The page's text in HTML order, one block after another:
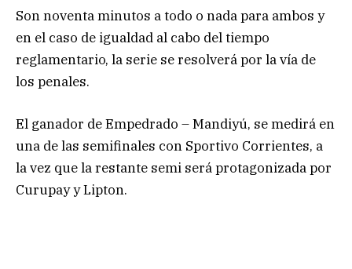
Son noventa minutos a todo o nada para ambos y
en el caso de igualdad al cabo del tiempo
reglamentario, la serie se resolverá por la vía de
los penales.
El ganador de Empedrado – Mandiyú, se medirá en
una de las semifinales con Sportivo Corrientes, a
la vez que la restante semi será protagonizada por
Curupay y Lipton.